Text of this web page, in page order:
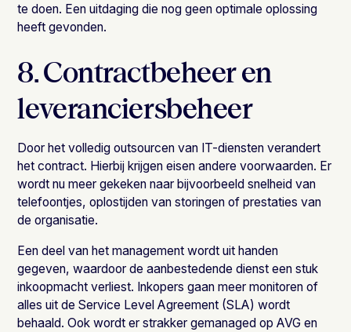
te doen. Een uitdaging die nog geen optimale oplossing
heeft gevonden.
8. Contractbeheer en
leveranciersbeheer
Door het volledig outsourcen van IT-diensten verandert
het contract. Hierbij krijgen eisen andere voorwaarden. Er
wordt nu meer gekeken naar bijvoorbeeld snelheid van
telefoontjes, oplostijden van storingen of prestaties van
de organisatie.
Een deel van het management wordt uit handen
gegeven, waardoor de aanbestedende dienst een stuk
inkoopmacht verliest. Inkopers gaan meer monitoren of
alles uit de Service Level Agreement (SLA) wordt
behaald. Ook wordt er strakker gemanaged op AVG en